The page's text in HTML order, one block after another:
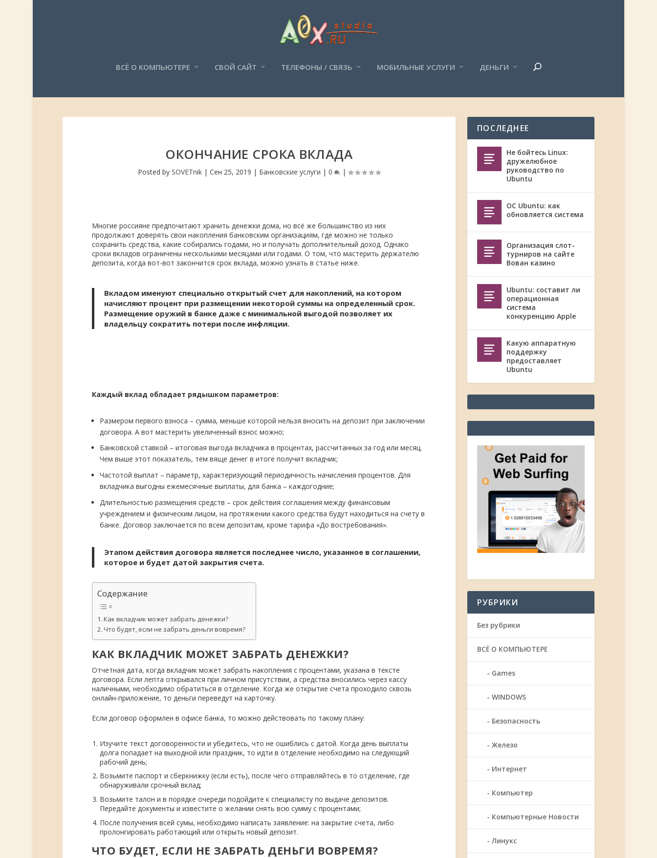
ВСЁ О КОМПЬЮТЕРЕ СВОЙ САЙТ ТЕЛЕФОНЫ / СВЯЗЬ МОБИЛЬНЫЕ УСЛУГИ ДЕНЬГИ
ОКОНЧАНИЕ СРОКА ВКЛАДА
Posted by SOVETnik| Сен 25, 2019 | Банковские услуги | 0 |
Многие россияне предпочитают хранить денежки дома, но всё же большинство из них
продолжают доверять свои накопления банковским организациям, где можно не только
сохранить средства, какие собирались годами, но и получать дополнительный доход. Однако
сроки вкладов ограничены несколькими месяцами или годами. О том, что мастерить держателю
депозита, когда вот-вот закончится срок вклада, можно узнать в статье ниже.
Вкладом именуют специально открытый счет для накоплений, на котором
начисляют процент при размещении некоторой суммы на определенный срок.
Размещение оружий в банке даже с минимальной выгодой позволяет их
владельцу сократить потери после инфляции.
Каждый вклад обладает рядышком параметров:
Размером первого взноса – сумма, меньше которой нельзя вносить на депозит при заключении
договора. А вот мастерить увеличенный взнос можно;
Банковской ставкой – итоговая выгода вкладчика в процентах, рассчитанных за год или месяц.
Чем выше этот показатель, тем вяще денег в итоге получит вкладчик;
Частотой выплат – параметр, характеризующий периодичность начисления процентов. Для
вкладчика выгодны ежемесячные выплаты, для банка – каждогодние;
Длительностью размещения средств – срок действия соглашения между финансовым
учреждением и физическим лицом, на протяжении какого средства будут находиться на счету в
банке. Договор заключается по всем депозитам, кроме тарифа «До востребования».
Этапом действия договора является последнее число, указанное в соглашении,
которое и будет датой закрытия счета.
Содержание
Как вкладчик может забрать денежки?
Что будет, если не забрать деньги вовремя?
КАК ВКЛАДЧИК МОЖЕТ ЗАБРАТЬ ДЕНЕЖКИ?
Отчетная дата, когда вкладчик может забрать накопления с процентами, указана в тексте
договора. Если лепта открывался при личном присутствии, а средства вносились через кассу
наличными, необходимо обратиться в отделение. Когда же открытие счета проходило сквозь
онлайн-приложение, то деньги переведут на карточку.
Если договор оформлен в офисе банка, то можно действовать по такому плану:
Изучите текст договоренности и убедитесь, что не ошиблись с датой. Когда день выплаты
долга попадает на выходной или праздник, то идти в отделение необходимо на следующий
рабочий день;
Возьмите паспорт и сберкнижку (если есть), после чего отправляйтесь в то отделение, где
обнаруживали срочный вклад;
Возьмите талон и в порядке очереди подойдите к специалисту по выдаче депозитов.
Передайте документы и известите о желании снять всю сумму с процентами;
После получения всей сумы, необходимо написать заявление: на закрытие счета, либо
пролонгировать работающий или открыть новый депозит.
ЧТО БУДЕТ, ЕСЛИ НЕ ЗАБРАТЬ ДЕНЬГИ ВОВРЕМЯ?
ПОСЛЕДНЕЕ
Не бойтесь Linux:
дружелюбное
руководство по
Ubuntu
ОС Ubuntu: как
обновляется система
Организация слот-
турниров на сайте
Вован казино
Ubuntu: составит ли
операционная
система
конкуренцию Apple
Какую аппаратную
поддержку
предоставляет
Ubuntu
РУБРИКИ
Без рубрики
ВСЁ О КОМПЬЮТЕРЕ
Games
WINDOWS
Безопасность
Железо
Интернет
Компьютер
Компьютерные Новости
Линукс